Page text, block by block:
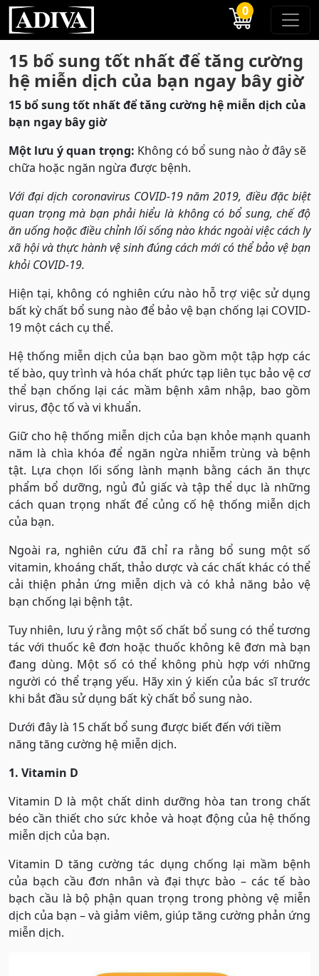
0
15 bổ sung tốt nhất để tăng cường
hệ miễn dịch của bạn ngay bây giờ
15 bổ sung tốt nhất để tăng cường hệ miễn dịch của
bạn ngay bây giờ
Một lưu ý quan trọng: Không có bổ sung nào ở đây sẽ
chữa hoặc ngăn ngừa được bệnh.
Với đại dịch coronavirus COVID-19 năm 2019, điều đặc biệt
quan trọng mà bạn phải hiểu là không có bổ sung, chế độ
ăn uống hoặc điều chỉnh lối sống nào khác ngoài việc cách ly
xã hội và thực hành vệ sinh đúng cách mới có thể bảo vệ bạn
khỏi COVID-19.
Hiện tại, không có nghiên cứu nào hỗ trợ việc sử dụng
bất kỳ chất bổ sung nào để bảo vệ bạn chống lại COVID-
19 một cách cụ thể.
Hệ thống miễn dịch của bạn bao gồm một tập hợp các
tế bào, quy trình và hóa chất phức tạp liên tục bảo vệ cơ
thể bạn chống lại các mầm bệnh xâm nhập, bao gồm
virus, độc tố và vi khuẩn.
Giữ cho hệ thống miễn dịch của bạn khỏe mạnh quanh
năm là chìa khóa để ngăn ngừa nhiễm trùng và bệnh
tật. Lựa chọn lối sống lành mạnh bằng cách ăn thực
phẩm bổ dưỡng, ngủ đủ giấc và tập thể dục là những
cách quan trọng nhất để củng cố hệ thống miễn dịch
của bạn.
Ngoài ra, nghiên cứu đã chỉ ra rằng bổ sung một số
vitamin, khoáng chất, thảo dược và các chất khác có thể
cải thiện phản ứng miễn dịch và có khả năng bảo vệ
bạn chống lại bệnh tật.
Tuy nhiên, lưu ý rằng một số chất bổ sung có thể tương
tác với thuốc kê đơn hoặc thuốc không kê đơn mà bạn
đang dùng. Một số có thể không phù hợp với những
người có thể trạng yếu. Hãy xin ý kiến của bác sĩ trước
khi bắt đầu sử dụng bất kỳ chất bổ sung nào.
Dưới đây là 15 chất bổ sung được biết đến với tiềm
năng tăng cường hệ miễn dịch.
1. Vitamin D
Vitamin D là một chất dinh dưỡng hòa tan trong chất
béo cần thiết cho sức khỏe và hoạt động của hệ thống
miễn dịch của bạn.
Vitamin D tăng cường tác dụng chống lại mầm bệnh
của bạch cầu đơn nhân và đại thực bào – các tế bào
bạch cầu là bộ phận quan trọng trong phòng vệ miễn
dịch của bạn – và giảm viêm, giúp tăng cường phản ứng
miễn dịch.